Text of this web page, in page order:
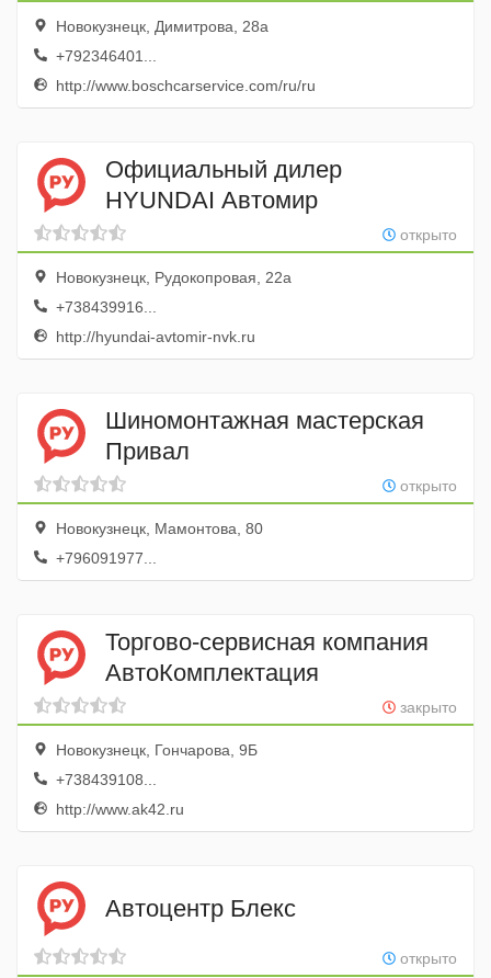
Новокузнецк, Димитрова, 28а
+792346401...
http://www.boschcarservice.com/ru/ru
Официальный дилер
HYUNDAI Автомир
открыто
Новокузнецк, Рудокопровая, 22а
+738439916...
http://hyundai-avtomir-nvk.ru
Шиномонтажная мастерская
Привал
открыто
Новокузнецк, Мамонтова, 80
+796091977...
Торгово-сервисная компания
АвтоКомплектация
закрыто
Новокузнецк, Гончарова, 9Б
+738439108...
http://www.ak42.ru
Автоцентр Блекс
открыто